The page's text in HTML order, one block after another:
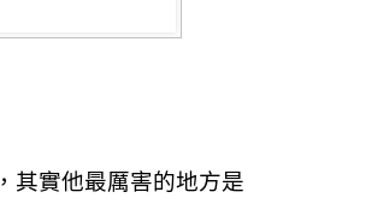
，其實他最厲害的地方是